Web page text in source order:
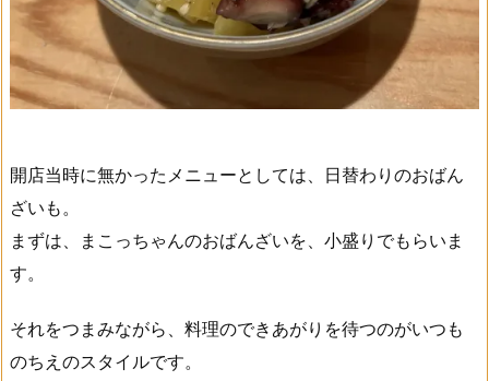
開店当時に無かったメニューとしては、日替わりのおばん
ざいも。
まずは、まこっちゃんのおばんざいを、小盛りでもらいま
す。
それをつまみながら、料理のできあがりを待つのがいつも
のちえのスタイルです。